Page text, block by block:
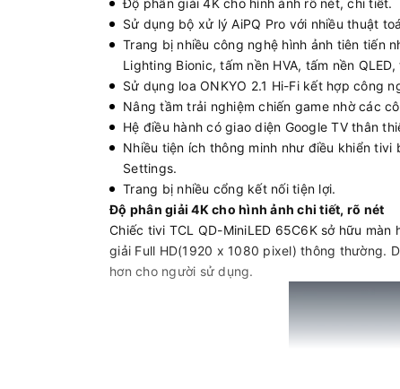
Độ phân giải 4K cho hình ảnh rõ nét, chi tiết.
Sử dụng bộ xử lý AiPQ Pro với nhiều thuật
Trang bị nhiều công nghệ hình ảnh tiên tiến
Lighting Bionic, tấm nền HVA, tấm nền
Sử dụng loa ONKYO 2.1 Hi-Fi kết hợp công
Nâng tầm trải nghiệm chiến game nhờ các
Hệ điều hành có giao diện Google TV thân
Nhiều tiện ích thông minh như điều khiển
Settings.
Trang bị nhiều cổng kết nối tiện lợi.
Độ phân giải 4K cho hình ảnh chi tiết, rõ nét
Chiếc tivi TCL QD-MiniLED 65C6K sở hữu
giải Full HD(1920 x 1080 pixel) thông thường.
hơn cho người sử dụng.